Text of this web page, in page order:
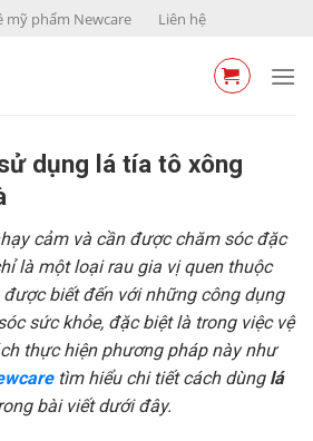
mỹ phẩm Newcare Liên hệ
dụng lá tía tô xông
cảm và cần được chăm sóc đặc
là một loại rau gia vị quen thuộc
biết đến với những công dụng
sức khỏe, đặc biệt là trong việc vệ
thực hiện phương pháp này như
tìm hiểu chi tiết cách dùng lá
bài viết dưới đây.